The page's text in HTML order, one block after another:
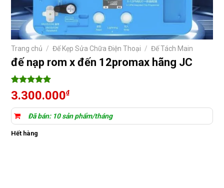
Trang chủ / Đế Kẹp Sửa Chữa Điện Thoại / Đế Tách Main
đế nạp rom x đến 12promax hãng JC
5trên 5
dựa trên
12
đánh giá
3.300.000₫
Đã bán: 10 sản phẩm/tháng
Hết hàng